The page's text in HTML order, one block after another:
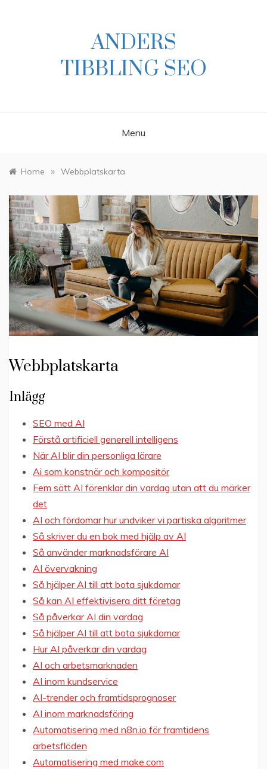
ANDERS
TIBBLING SEO
Menu
Home » Webbplatskarta
Webbplatskarta
Inlägg
SEO med AI
Förstå artificiell generell intelligens
När AI blir din personliga lärare
Ai som konstnär och kompositör
Fem sätt AI förenklar din vardag utan att du märker
det
AI och fördomar hur undviker vi partiska algoritmer
Så skriver du en bok med hjälp av AI
Så använder marknadsförare AI
AI övervakning
Så hjälper AI till att bota sjukdomar
Så kan AI effektivisera ditt företag
Så påverkar AI din vardag
Så hjälper AI till att bota sjukdomar
Hur AI påverkar din vardag
AI och arbetsmarknaden
AI inom kundservice
AI-trender och framtidsprognoser
AI inom marknadsföring
Automatisering med n8n.io för framtidens
arbetsflöden
Automatisering med make.com